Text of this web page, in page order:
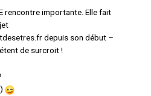
rencontre importante. Elle fait
depuis son début –
de surcroit !